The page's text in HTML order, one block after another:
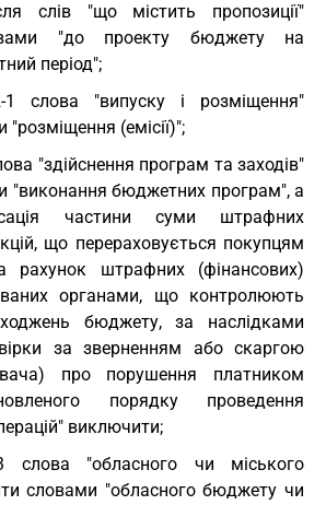
слів "що містить пропозиції"
"до проекту бюджету на
період";
1 слова "випуску і розміщення"
(емісії)";
"здійснення програм та заходів"
"виконання бюджетних програм", а
частини суми штрафних
що перераховується покупцям
рахунок штрафних (фінансових)
органами, що контролюють
бюджету, за наслідками
за зверненням або скаргою
про порушення платником
порядку проведення
виключити;
слова "обласного чи міського
словами "обласного бюджету чи